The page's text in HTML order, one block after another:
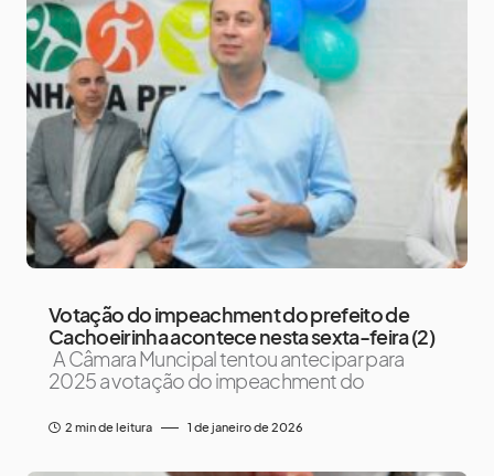
Votação do impeachment do prefeito de
Cachoeirinha acontece nesta sexta-feira (2)
A Câmara Muncipal tentou antecipar para
2025 a votação do impeachment do
2 min de leitura 1 de janeiro de 2026